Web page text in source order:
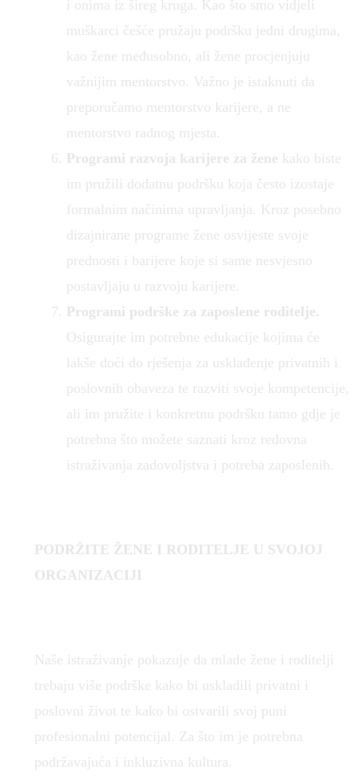
i onima iz šireg kruga. Kao što smo vidjeli
muškarci češće pružaju podršku jedni drugima,
kao žene međusobno, ali žene procjenjuju
važnijim mentorstvo. Važno je istaknuti da
preporučamo mentorstvo karijere, a ne
mentorstvo radnog mjesta.
Programi razvoja karijere za žene kako biste
im pružili dodatnu podršku koja često izostaje
formalnim načinima upravljanja. Kroz posebno
dizajnirane programe žene osvijeste svoje
prednosti i barijere koje si same nesvjesno
postavljaju u razvoju karijere.
Programi podrške za zaposlene roditelje.
Osigurajte im potrebne edukacije kojima će
lakše doći do rješenja za usklađenje privatnih i
poslovnih obaveza te razviti svoje kompetencije,
ali im pružite i konkretnu podršku tamo gdje je
potrebna što možete saznati kroz redovna
istraživanja zadovoljstva i potreba zaposlenih.
PODRŽITE ŽENE I RODITELJE U SVOJOJ
ORGANIZACIJI
Naše istraživanje pokazuje da mlade žene i roditelji
trebaju više podrške kako bi uskladili privatni i
poslovni život te kako bi ostvarili svoj puni
profesionalni potencijal. Za što im je potrebna
podržavajuća i inkluzivna kultura.